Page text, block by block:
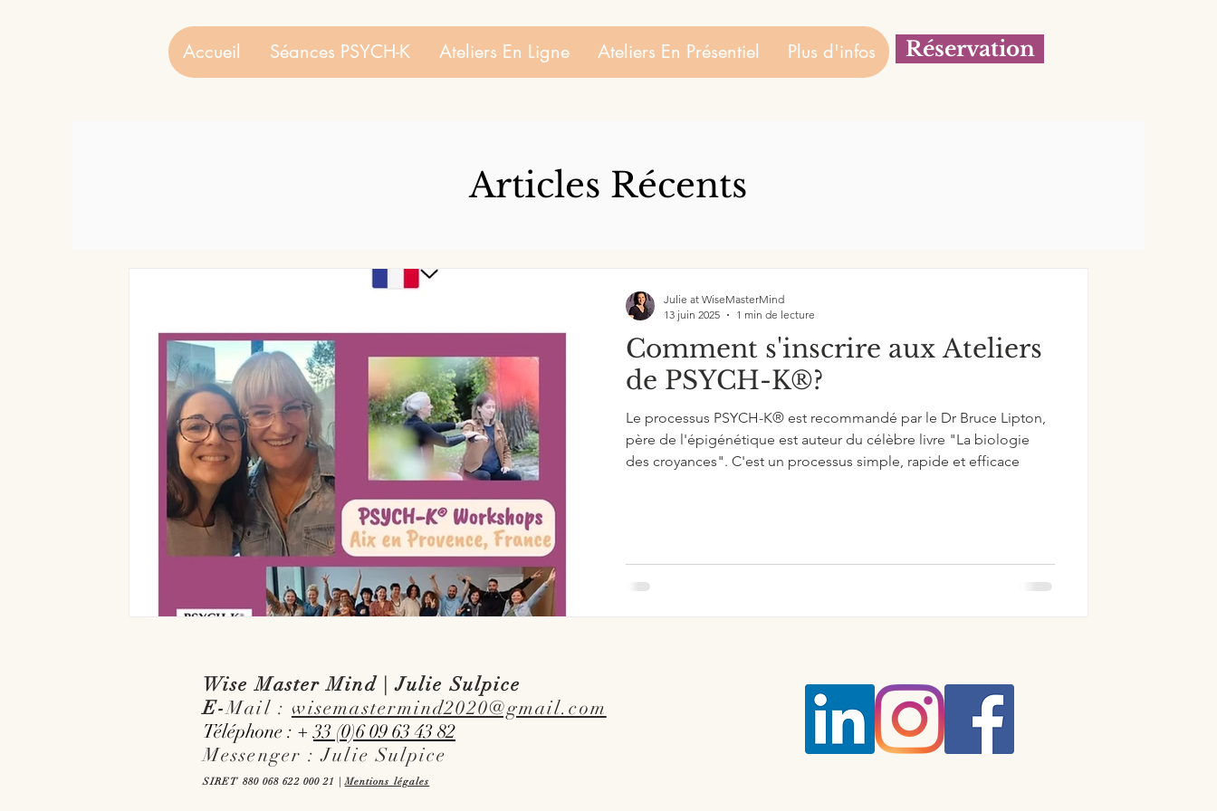
Accueil Séances PSYCH-K Ateliers En Ligne Ateliers En Présentiel Plus d'infos Réservation
Articles Récents
Comment s'inscrire aux Ateliers
de PSYCH-K®?
Le processus PSYCH-K® est recommandé par le Dr Bruce Lipton,
père de l'épigénétique est auteur du célèbre livre "La biologie
des croyances". C'est un processus simple, rapide et efficace
Julie at WiseMasterMind
13 juin 2025
1 min de lecture
Wise Master Mind | Julie Sulpice
E-Mail : wisemastermind2020@gmail.com
Téléphone : +33 (0)6 09 63 43 82
Messenger : Julie Sulpice
SIRET 880 068 622 000 21 | Mentions légales